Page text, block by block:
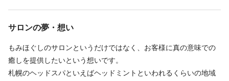
サロンの夢・想い
もみほぐしのサロンというだけではなく、お客様に真の意味での
癒しを提供したいという想いです。
札幌のヘッドスパといえばヘッドミントといわれるくらいの地域